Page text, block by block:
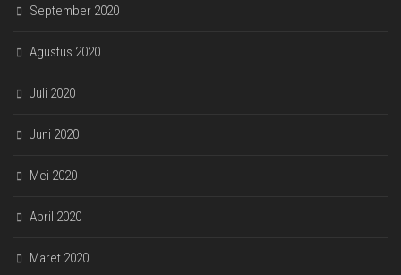
September 2020
Agustus 2020
Juli 2020
Juni 2020
Mei 2020
April 2020
Maret 2020